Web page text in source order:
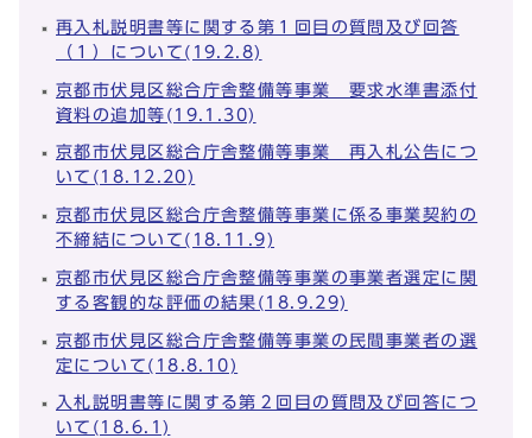
再入札説明書等に関する第１回目の質問及び回答
（１）について(19.2.8)
京都市伏見区総合庁舎整備等事業 要求水準書添付
資料の追加等(19.1.30)
京都市伏見区総合庁舎整備等事業 再入札公告につ
いて(18.12.20)
京都市伏見区総合庁舎整備等事業に係る事業契約の
不締結について(18.11.9)
京都市伏見区総合庁舎整備等事業の事業者選定に関
する客観的な評価の結果(18.9.29)
京都市伏見区総合庁舎整備等事業の民間事業者の選
定について(18.8.10)
入札説明書等に関する第２回目の質問及び回答につ
いて(18.6.1)